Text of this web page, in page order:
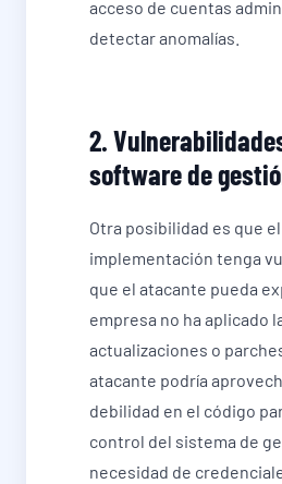
acceso de cuentas
detectar anomalías.
2.
software de
Otra posibilidad es que
implementación tenga
que el atacante pueda
empresa no ha aplicado
actualizaciones o
atacante podría
debilidad en el código
control del sistema de
necesidad de